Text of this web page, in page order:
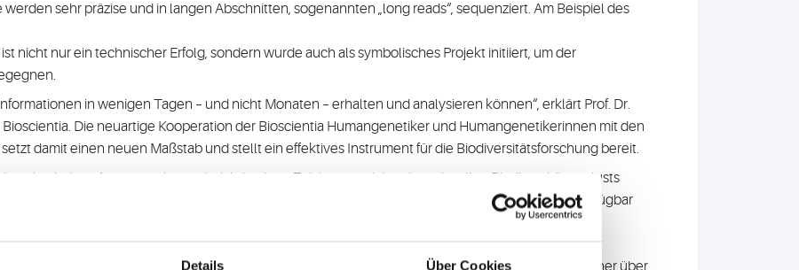
Details Über Cookies
sehr präzise und in langen Abschnitten, sogenannten „long reads“, sequenziert. Am Beispiel des
nicht nur ein technischer Erfolg, sondern wurde auch als symbolisches Projekt initiiert, um der
in wenigen Tagen – und nicht Monaten – erhalten und analysieren können“, erklärt Prof. Dr.
Die neuartige Kooperation der Bioscientia Humangenetiker und Humangenetikerinnen mit den
damit einen neuen Maßstab und stellt ein effektives Instrument für die Biodiversitätsforschung bereit.
bedrohter Arten zunehmend wichtig, denn Zeit ist angesichts des schnellen Biodiversitätsverlusts
solchen Projekten können wir wichtige genetische Informationen für bedrohte Arten schnell verfügbar
sondern auch, gezielte Schutzmaßnahmen zu entwickeln“, berichtet Dr. Carola Greve,
das Windhund-Projekt hinaus wird in Kürze eine gemeinsame Studie der beiden Forschungspartner über